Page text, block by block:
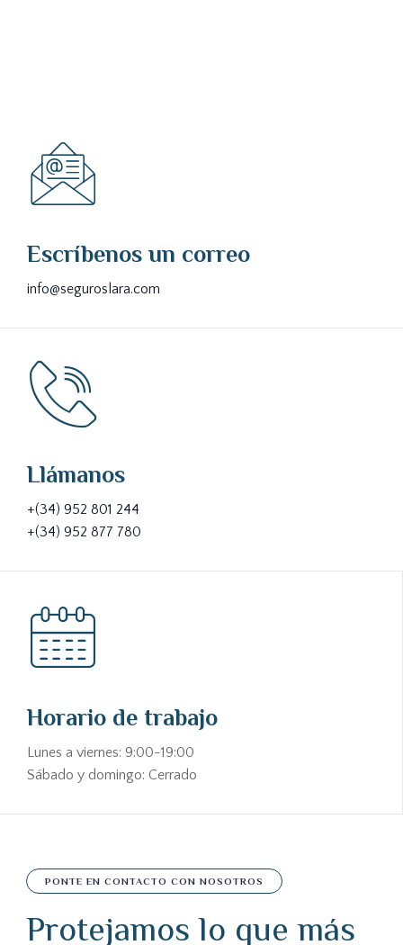
Escríbenos un correo
info@seguroslara.com
Llámanos
+(34) 952 801 244
+(34) 952 877 780
Horario de trabajo
Lunes a viernes: 9:00-19:00
Sábado y domingo: Cerrado
PONTE EN CONTACTO CON NOSOTROS
Protejamos lo que más